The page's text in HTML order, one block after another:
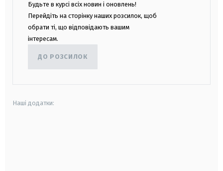
Будьте в курсі всіх новин і оновлень!
Перейдіть на сторінку наших розсилок, щоб
обрати ті, що відповідають вашим
інтересам.
ДО РОЗСИЛОК
Наші додатки: